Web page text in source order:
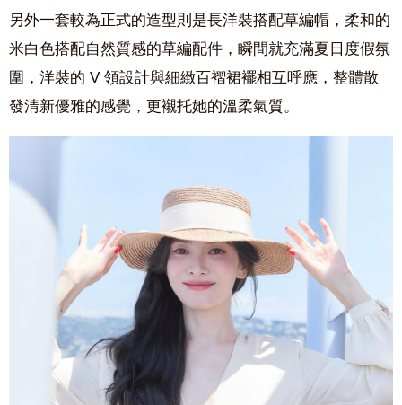
另外一套較為正式的造型則是長洋裝搭配草編帽，柔和的
米白色搭配自然質感的草編配件，瞬間就充滿夏日度假氛
圍，洋裝的 V 領設計與細緻百褶裙襬相互呼應，整體散
發清新優雅的感覺，更襯托她的溫柔氣質。